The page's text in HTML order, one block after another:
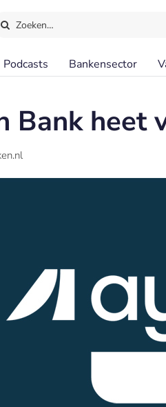
Zoeken…
Podcasts Bankensector
Bank heet